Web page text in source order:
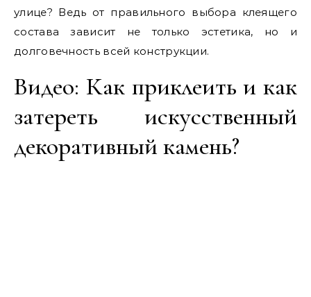
улице? Ведь от правильного выбора клеящего
состава зависит не только эстетика, но и
долговечность всей конструкции.
Видео: Как приклеить и как
затереть искусственный
декоративный камень?